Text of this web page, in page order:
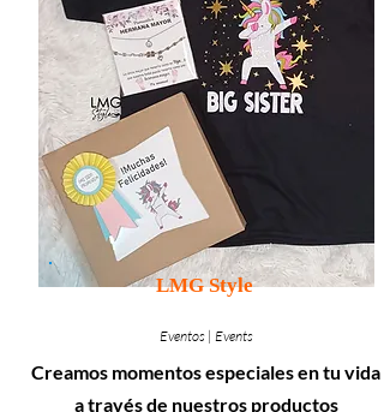
LMG Style
Eventos | Events
Creamos momentos especiales en tu vida
a través de nuestros productos